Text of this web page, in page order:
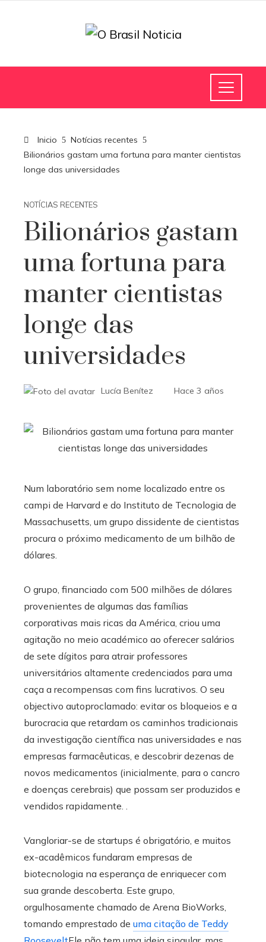
Inicio
Notícias recentes
Bilionários gastam uma fortuna para manter cientistas
longe das universidades
NOTÍCIAS RECENTES
Bilionários gastam
uma fortuna para
manter cientistas
longe das
universidades
Lucía Benítez Hace 3 años
Num laboratório sem nome localizado entre os
campi de Harvard e do Instituto de Tecnologia de
Massachusetts, um grupo dissidente de cientistas
procura o próximo medicamento de um bilhão de
dólares.
O grupo, financiado com 500 milhões de dólares
provenientes de algumas das famílias
corporativas mais ricas da América, criou uma
agitação no meio académico ao oferecer salários
de sete dígitos para atrair professores
universitários altamente credenciados para uma
caça a recompensas com fins lucrativos. O seu
objectivo autoproclamado: evitar os bloqueios e a
burocracia que retardam os caminhos tradicionais
da investigação científica nas universidades e nas
empresas farmacêuticas, e descobrir dezenas de
novos medicamentos (inicialmente, para o cancro
e doenças cerebrais) que possam ser produzidos e
vendidos rapidamente. .
Vangloriar-se de startups é obrigatório, e muitos
ex-acadêmicos fundaram empresas de
biotecnologia na esperança de enriquecer com
sua grande descoberta. Este grupo,
orgulhosamente chamado de Arena BioWorks,
tomando emprestado de uma citação de Teddy